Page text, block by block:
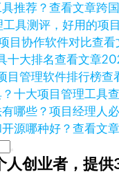
查看文章跨
查看
查看文章
查
查看文
人创业者，提供